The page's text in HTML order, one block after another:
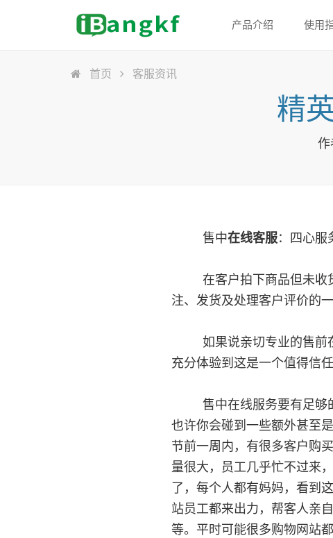
产品介绍 使用
首页 客服资讯
精
作
售中在线客服：四心服
在客户拍下商品但未收货
注、发货及处理客户评价的一
如果说亲切专业的售前在
充分体验到这是一个值得信任
售中在线服务要有足够的
也许你会碰到一些额外甚至
节前一周内，有很多客户购
量很大，员工几乎忙不过来
了，每个人都有妈妈，看到
站员工都来出力，帮客人亲
等。平时可能很多购物网站